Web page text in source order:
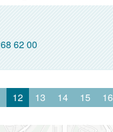
62 00
12 13 14 15 16